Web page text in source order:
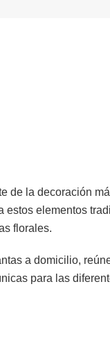
de la decoración
elementos
florales.
a domicilio,
para las